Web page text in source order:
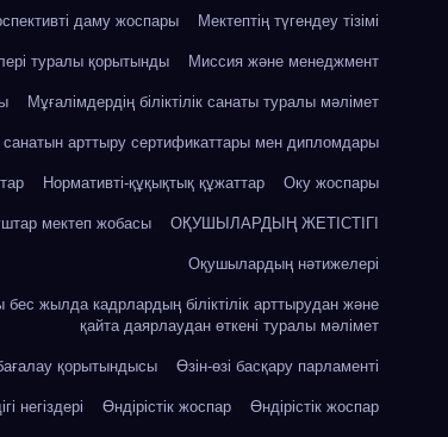
даму жоспары Мектептің түгендеу тізімі
туралы қорытынды Миссия және менеджмент
Мұғалімдердің біліктілік санаты туралы мәлімет
санатын арттыру сертификаттары мен дипломдары
Нормативті-құқықтық құжаттар Оку жоспары
мектеп жобасы ОҚУШЫЛАРДЫҢ ЖЕТІСТІГІ
Оқушылардың нәтижелері
бес жылда кадрлардың біліктілік арттырудан және
қайта даярлаудан өткені туралы мәлімет
қорытындысы Өзін-өзі басқару парламенті
негіздері Өндірістік жоспар Өндірістік жоспар